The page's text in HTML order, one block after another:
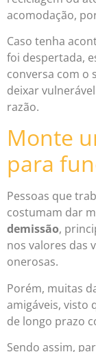
acomodação,
Caso tenha
foi despertada,
conversa com o
deixar
razão.
Monte
para
Pessoas que
costumam dar
demissão,
nos valores das
onerosas.
Porém, muitas
amigáveis, visto
de longo prazo
Sendo assim,